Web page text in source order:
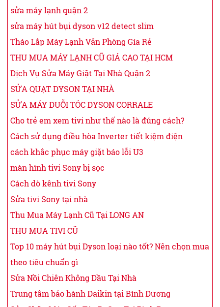
sửa máy lạnh quận 2
sửa máy hút bụi dyson v12 detect slim
Tháo Lắp Máy Lạnh Văn Phòng Gía Rẻ
THU MUA MÁY LẠNH CŨ GIÁ CAO TẠI HCM
Dịch Vụ Sửa Máy Giặt Tại Nhà Quận 2
SỬA QUẠT DYSON TẠI NHÀ
SỬA MÁY DUỖI TÓC DYSON CORRALE
Cho trẻ em xem tivi như thế nào là đúng cách?
Cách sử dụng điều hòa Inverter tiết kiệm điện
cách khắc phục máy giặt báo lỗi U3
màn hình tivi Sony bị sọc
Cách dò kênh tivi Sony
Sửa tivi Sony tại nhà
Thu Mua Máy Lạnh Cũ Tại LONG AN
THU MUA TIVI CŨ
Top 10 máy hút bụi Dyson loại nào tốt? Nên chọn mua
theo tiêu chuẩn gì
Sửa Nồi Chiên Không Dầu Tại Nhà
Trung tâm bảo hành Daikin tại Bình Dương